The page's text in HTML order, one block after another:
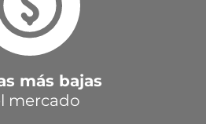
más bajas
mercado